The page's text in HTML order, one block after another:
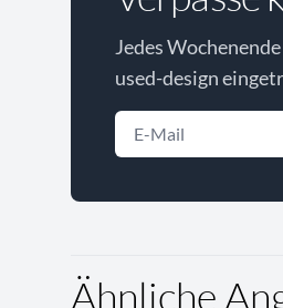
Jedes
used-design
Ähnliche